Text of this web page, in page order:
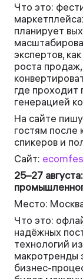
Что это:
планирует
экспертов,
роста
где проходит
генерацией
На сайте
гостям
спикеров и
Сайт:
25–27
Место:
Что это:
надёжных
технологий
макротренды
бизнес-